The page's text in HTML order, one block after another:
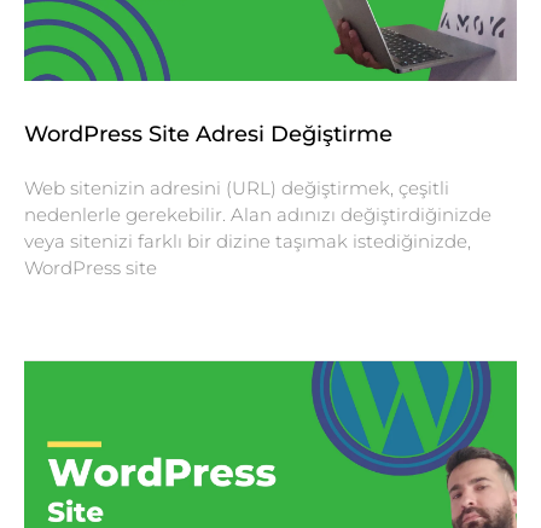
WordPress Site Adresi Değiştirme
Web sitenizin adresini (URL) değiştirmek, çeşitli
nedenlerle gerekebilir. Alan adınızı değiştirdiğinizde
veya sitenizi farklı bir dizine taşımak istediğinizde,
WordPress site